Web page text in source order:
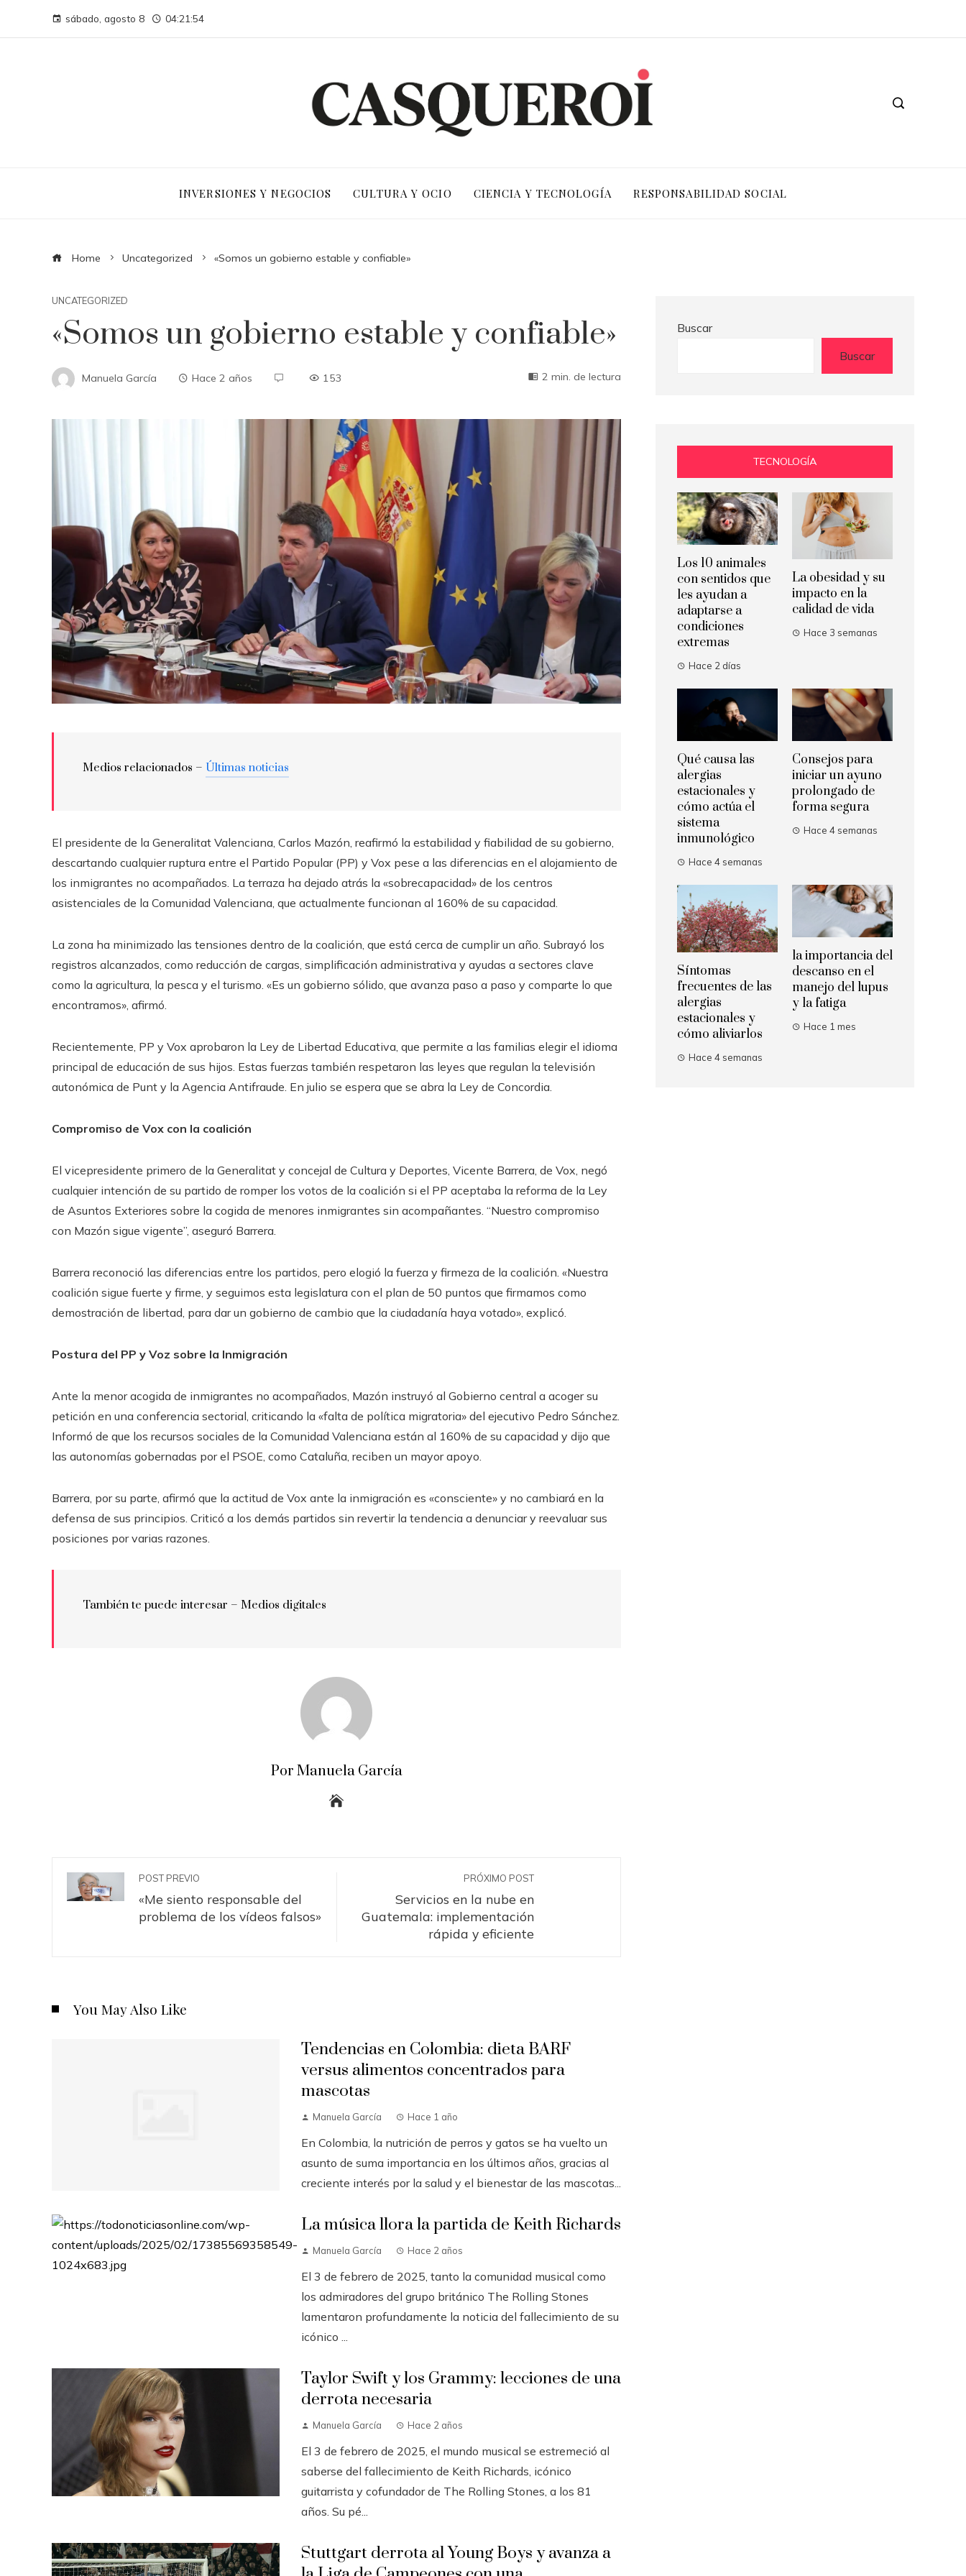
sábado, agosto 8 04:21:55
INVERSIONES Y NEGOCIOS CULTURA Y OCIO CIENCIA Y TECNOLOGÍA RESPONSABILIDAD SOCIAL
Home Uncategorized «Somos un gobierno estable y confiable»
UNCATEGORIZED
«Somos un gobierno estable y confiable»
Manuela García Hace 2 años 153 2 min. de lectura
Medios relacionados – Últimas noticias
El presidente de la Generalitat Valenciana, Carlos Mazón, reafirmó la estabilidad y fiabilidad de su gobierno,
descartando cualquier ruptura entre el Partido Popular (PP) y Vox pese a las diferencias en el alojamiento de
los inmigrantes no acompañados. La terraza ha dejado atrás la «sobrecapacidad» de los centros
asistenciales de la Comunidad Valenciana, que actualmente funcionan al 160% de su capacidad.
La zona ha minimizado las tensiones dentro de la coalición, que está cerca de cumplir un año. Subrayó los
registros alcanzados, como reducción de cargas, simplificación administrativa y ayudas a sectores clave
como la agricultura, la pesca y el turismo. «Es un gobierno sólido, que avanza paso a paso y comparte lo que
encontramos», afirmó.
Recientemente, PP y Vox aprobaron la Ley de Libertad Educativa, que permite a las familias elegir el idioma
principal de educación de sus hijos. Estas fuerzas también respetaron las leyes que regulan la televisión
autonómica de Punt y la Agencia Antifraude. En julio se espera que se abra la Ley de Concordia.
Compromiso de Vox con la coalición
El vicepresidente primero de la Generalitat y concejal de Cultura y Deportes, Vicente Barrera, de Vox, negó
cualquier intención de su partido de romper los votos de la coalición si el PP aceptaba la reforma de la Ley
de Asuntos Exteriores sobre la cogida de menores inmigrantes sin acompañantes. “Nuestro compromiso
con Mazón sigue vigente”, aseguró Barrera.
Barrera reconoció las diferencias entre los partidos, pero elogió la fuerza y ​​firmeza de la coalición. «Nuestra
coalición sigue fuerte y firme, y seguimos esta legislatura con el plan de 50 puntos que firmamos como
demostración de libertad, para dar un gobierno de cambio que la ciudadanía haya votado», explicó.
Postura del PP y Voz sobre la Inmigración
Ante la menor acogida de inmigrantes no acompañados, Mazón instruyó al Gobierno central a acoger su
petición en una conferencia sectorial, criticando la «falta de política migratoria» del ejecutivo Pedro Sánchez.
Informó de que los recursos sociales de la Comunidad Valenciana están al 160% de su capacidad y dijo que
las autonomías gobernadas por el PSOE, como Cataluña, reciben un mayor apoyo.
Barrera, por su parte, afirmó que la actitud de Vox ante la inmigración es «consciente» y no cambiará en la
defensa de sus principios. Criticó a los demás partidos sin revertir la tendencia a denunciar y reevaluar sus
posiciones por varias razones.
También te puede interesar – Medios digitales
Por Manuela García
POST PREVIO
«Me siento responsable del
problema de los vídeos falsos»
PRÓXIMO POST
Servicios en la nube en
Guatemala: implementación
rápida y eficiente
You May Also Like
Tendencias en Colombia: dieta BARF
versus alimentos concentrados para
mascotas
Manuela García Hace 1 año
En Colombia, la nutrición de perros y gatos se ha vuelto un
asunto de suma importancia en los últimos años, gracias al
creciente interés por la salud y el bienestar de las mascotas...
La música llora la partida de Keith Richards
Manuela García Hace 2 años
El 3 de febrero de 2025, tanto la comunidad musical como
los admiradores del grupo británico The Rolling Stones
lamentaron profundamente la noticia del fallecimiento de su
icónico ...
Taylor Swift y los Grammy: lecciones de una
derrota necesaria
Manuela García Hace 2 años
El 3 de febrero de 2025, el mundo musical se estremeció al
saberse del fallecimiento de Keith Richards, icónico
guitarrista y cofundador de The Rolling Stones, a los 81
años. Su pé...
Stuttgart derrota al Young Boys y avanza a
Buscar
Buscar
TECNOLOGÍA
Los 10 animales
con sentidos que
les ayudan a
adaptarse a
condiciones
extremas
Hace 2 días
La obesidad y su
impacto en la
calidad de vida
Hace 3 semanas
Qué causa las
alergias
estacionales y
cómo actúa el
sistema
inmunológico
Hace 4 semanas
Consejos para
iniciar un ayuno
prolongado de
forma segura
Hace 4 semanas
Síntomas
frecuentes de las
alergias
estacionales y
cómo aliviarlos
Hace 4 semanas
la importancia del
descanso en el
manejo del lupus
y la fatiga
Hace 1 mes